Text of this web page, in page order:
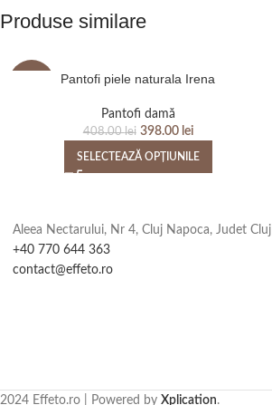
Produse similare
Pantofi piele naturala Irena
Pantofi damă
408.00lei 398.00 lei
SELECTEAZĂ OPȚIUNILE
Aleea Nectarului, Nr 4, Cluj Napoca, Judet Cluj
+40 770 644 363
contact@effeto.ro
2024 Effeto.ro | Powered by Xplication.